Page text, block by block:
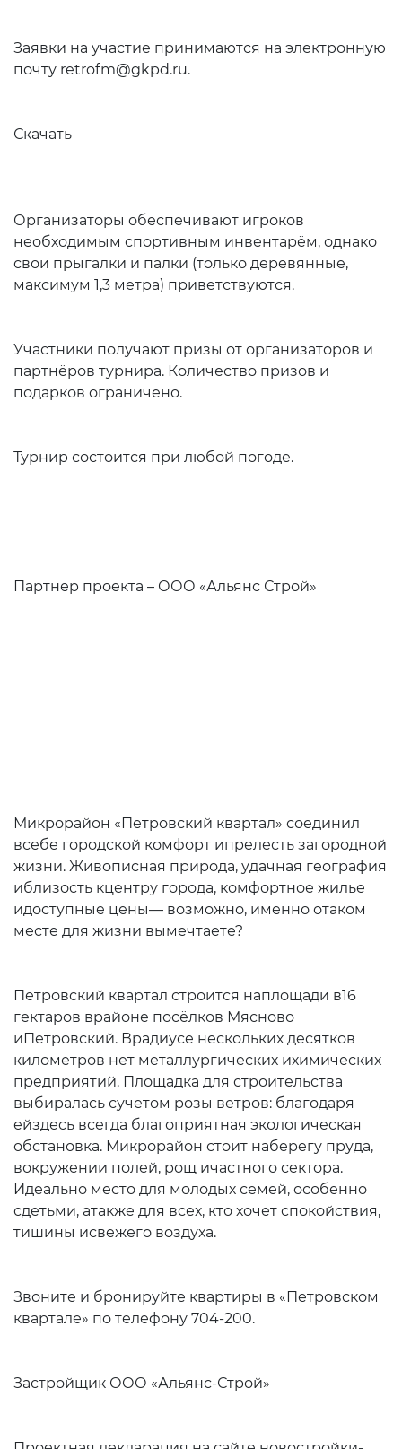
Заявки на участие принимаются на электронную
почту retrofm@gkpd.ru.
Скачать
Организаторы обеспечивают игроков
необходимым спортивным инвентарём, однако
свои прыгалки и палки (только деревянные,
максимум 1,3 метра) приветствуются.
Участники получают призы от организаторов и
партнёров турнира. Количество призов и
подарков ограничено.
Турнир состоится при любой погоде.
Партнер проекта – ООО «Альянс Строй»
Микрорайон «Петровский квартал» соединил
всебе городской комфорт ипрелесть загородной
жизни. Живописная природа, удачная география
иблизость кцентру города, комфортное жилье
идоступные цены— возможно, именно отаком
месте для жизни вымечтаете?
Петровский квартал строится наплощади в16
гектаров врайоне посёлков Мясново
иПетровский. Врадиусе нескольких десятков
километров нет металлургических ихимических
предприятий. Площадка для строительства
выбиралась сучетом розы ветров: благодаря
ейздесь всегда благоприятная экологическая
обстановка. Микрорайон стоит наберегу пруда,
вокружении полей, рощ ичастного сектора.
Идеально место для молодых семей, особенно
сдетьми, атакже для всех, кто хочет спокойствия,
тишины исвежего воздуха.
Звоните и бронируйте квартиры в «Петровском
квартале» по телефону 704-200.
Застройщик ООО «Альянс-Строй»